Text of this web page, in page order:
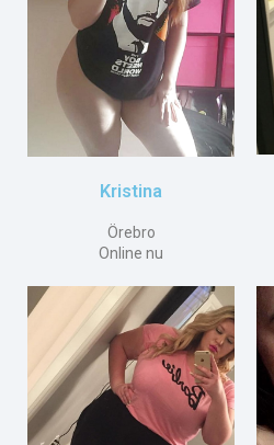
Kristina
Örebro
Online nu